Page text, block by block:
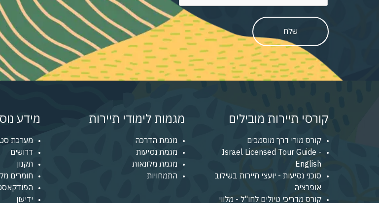
שלח
קורסי תיירות מובילים
קורס מורי דרך מוסמכים
Israel Licensed Tour Guide -
English
סוכני נסיעות - יועצי תיירות בשילוב
אופרציה
קורס מדריכי טיולים לחו"ל - מלווי
מגמות לימודי תיירות
מגמת הדרכה
מגמת נסיעות
מגמת מלונאות
התמחויות
מידע
מערכת
דרושים
תקנון
חומרים
ידיעון